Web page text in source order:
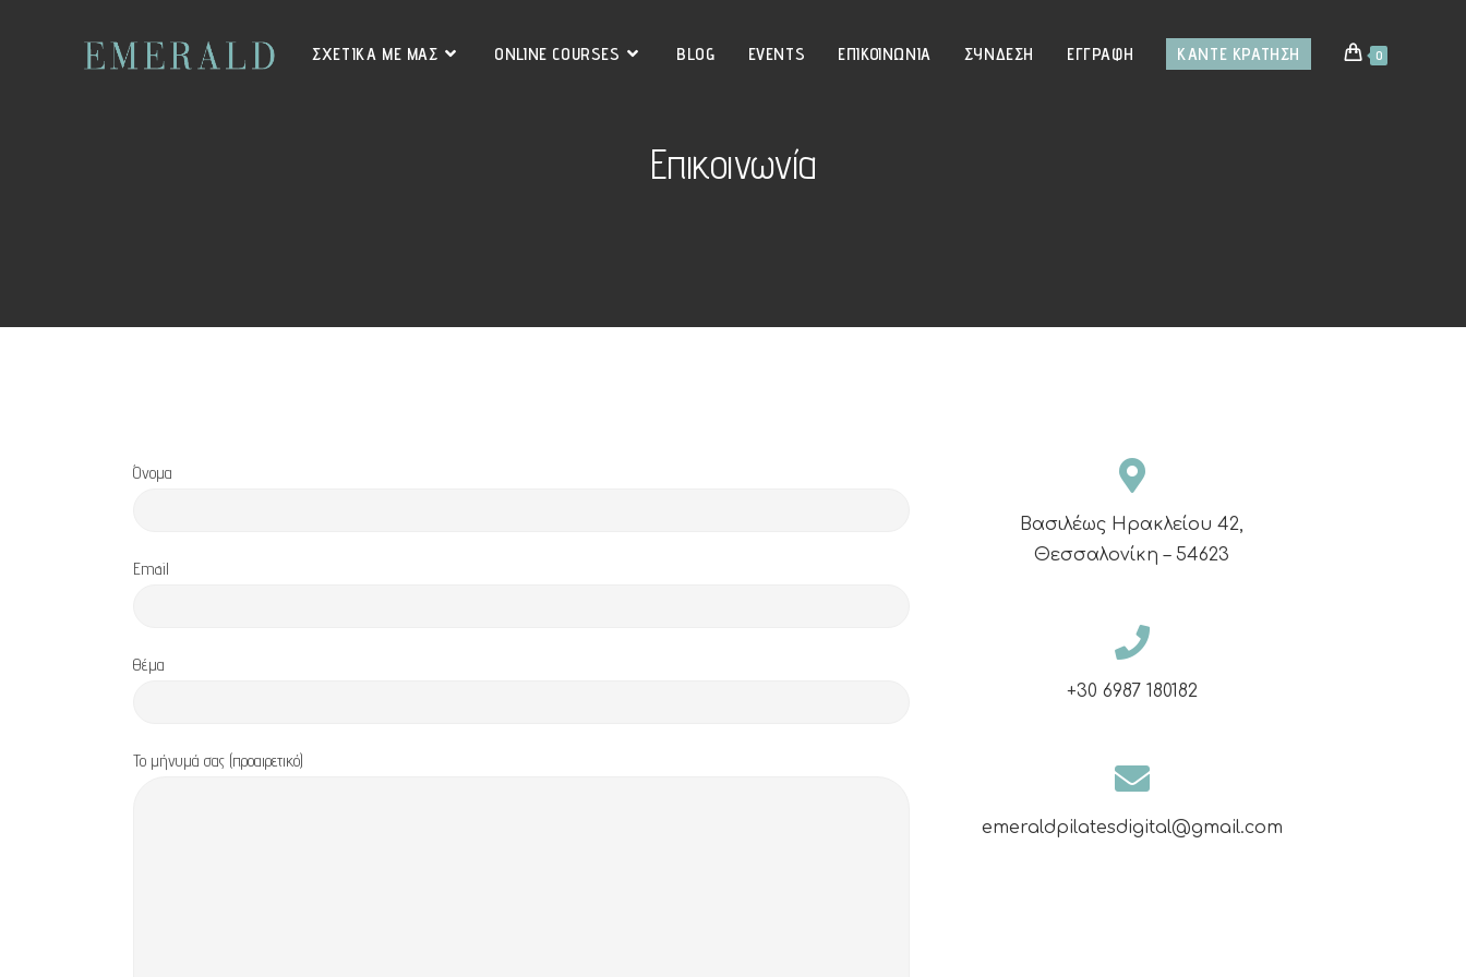
ΣΧΕΤΙΚΑ ΜΕ ΜΑΣ ONLINE COURSES BLOG EVENTS ΕΠΙΚΟΙΝΩΝΙΑ ΣΎΝΔΕΣΗ ΕΓΓΡΑΦΉ ΚΆΝΤΕ ΚΡΆΤΗΣΗ 0
Επικοινωνία
Όνομα
Email
Θέμα
Το μήνυμά σας (προαιρετικό)
Βασιλέως Ηρακλείου 42,
Θεσσαλονίκη – 54623
+30 6987 180182
emeraldpilatesdigital@gmail.com